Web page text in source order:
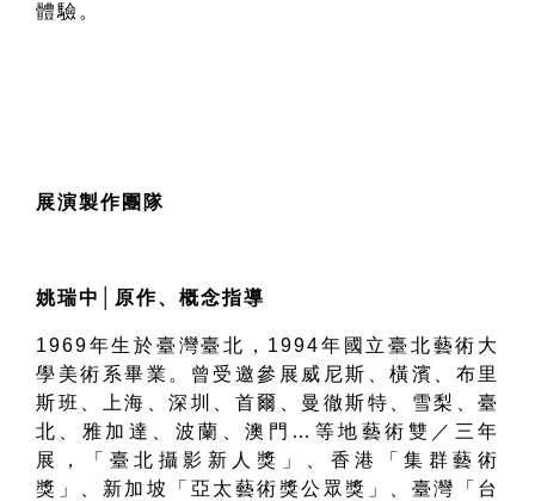
體驗。
展演製作團隊
姚瑞中 原作、概念指導
1969年生於臺灣臺北， 1994年國立臺北藝術大
學美術系畢業。曾受邀參展威尼斯、橫濱、布里
斯班、上海、深圳、首爾、曼徹斯特、雪梨、臺
北、雅加達、波蘭、澳門 … 等地藝術雙／三年
展，「臺北攝影新人獎」、香港「集群藝術
獎」、新加坡「亞太藝術獎公眾獎」、臺灣「台